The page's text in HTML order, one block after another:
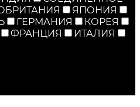
ЯПОНИЯ
ГЕРМАНИЯ
КОРЕЯ
ФРАНЦИЯ
ИТАЛИЯ